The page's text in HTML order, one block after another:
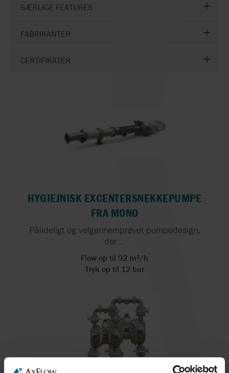
SÆRLIGE FEATURES
FABRIKANTER
CERTIFIKATER
HYGIEJNISK EXCENTERSNEKKEPUMPE
FRA MONO
Pålideligt og velgennemprøvet pumpedesign,
der...
Flow op til 92 m³/h
Tryk op til 12 bar